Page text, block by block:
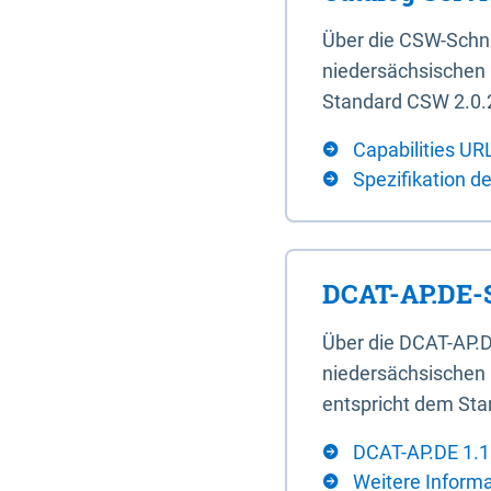
Über die CSW-
Standard CSW
Capabilities
Spezifikation
DCAT-
Über die DCAT-
entspricht dem
DCAT-AP.DE
Weitere